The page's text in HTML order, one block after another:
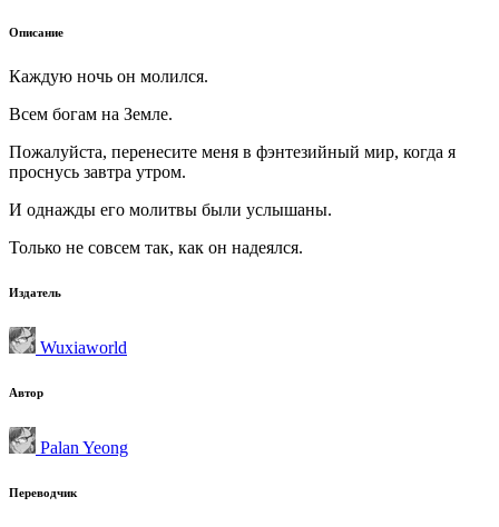
Описание
Каждую ночь он молился.
Всем богам на Земле.
Пожалуйста, перенесите меня в фэнтезийный мир, когда я
проснусь завтра утром.
И однажды его молитвы были услышаны.
Только не совсем так, как он надеялся.
Издатель
Wuxiaworld
Автор
Palan Yeong
Переводчик